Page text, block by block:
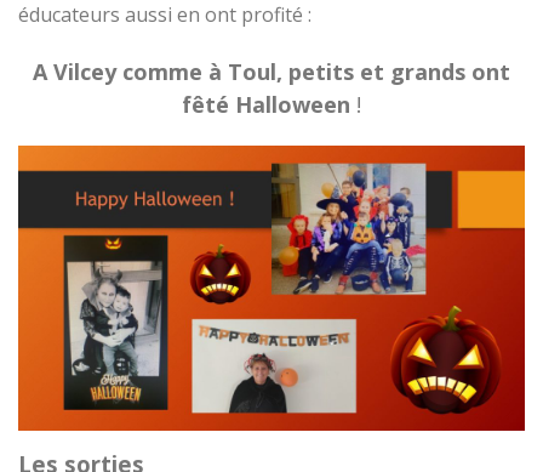
éducateurs aussi en ont profité :
A Vilcey comme à Toul, petits et grands ont
fêté Halloween !
Les sorties